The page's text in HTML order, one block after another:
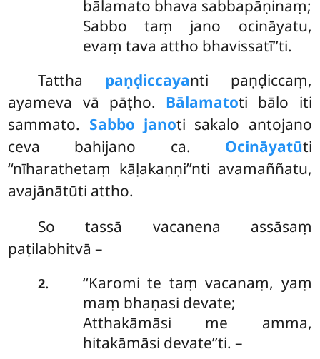
bālamato bhava sabbapāṇinaṃ;
Sabbo taṃ jano ocināyatu,
evaṃ tava attho bhavissatī’’ti.
Tattha paṇḍiccayanti paṇḍiccaṃ,
ayameva vā pāṭho. Bālamatoti bālo iti
sammato. Sabbo janoti sakalo antojano
ceva bahijano ca. Ocināyatūti
‘‘nīharathetaṃ kāḷakaṇṇi’’nti avamaññatu,
avajānātūti attho.
So tassā vacanena assāsaṃ
paṭilabhitvā –
2. ‘‘Karomite taṃ vacanaṃ, yaṃ
maṃ bhaṇasi devate;
Atthakāmāsi me amma,
hitakāmāsi devate’’ti. –